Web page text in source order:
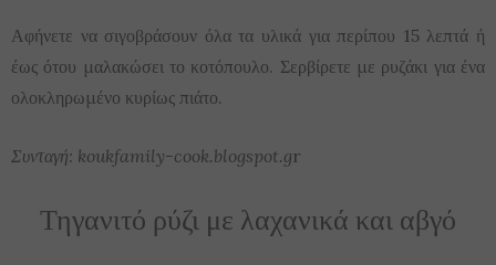
Αφήνετε να σιγοβράσουν όλα τα υλικά για περίπου 15 λεπτά ή
έως ότου μαλακώσει το κοτόπουλο. Σερβίρετε με ρυζάκι για ένα
ολοκληρωμένο κυρίως πιάτο.
Συνταγή: koukfamily-cook.blogspot.gr
Τηγανιτό ρύζι με λαχανικά και αβγό